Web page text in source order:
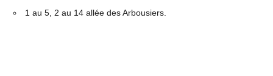
1 au 5, 2 au 14 allée des Arbousiers.